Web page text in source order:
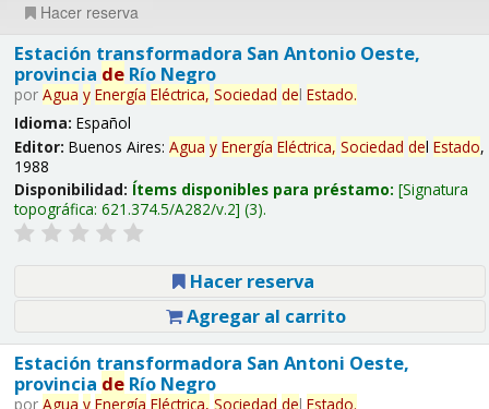
Hacer reserva
Estación transformadora San Antonio Oeste,
provincia deRío Negro
por Agua y Energía Eléctrica, Sociedad del Estado.
Idioma: Español
Editor: Buenos Aires: Agua y Energía Eléctrica, Sociedad del Estado,
1988
Disponibilidad: Ítems disponibles para préstamo: Signatura
topográfica: 621.374.5/A282/v.2 (3).
Hacer reserva
Agregar al carrito
Estación transformadora San Antoni Oeste,
provincia deRío Negro
por Agua y Energía Eléctrica, Sociedad del Estado.